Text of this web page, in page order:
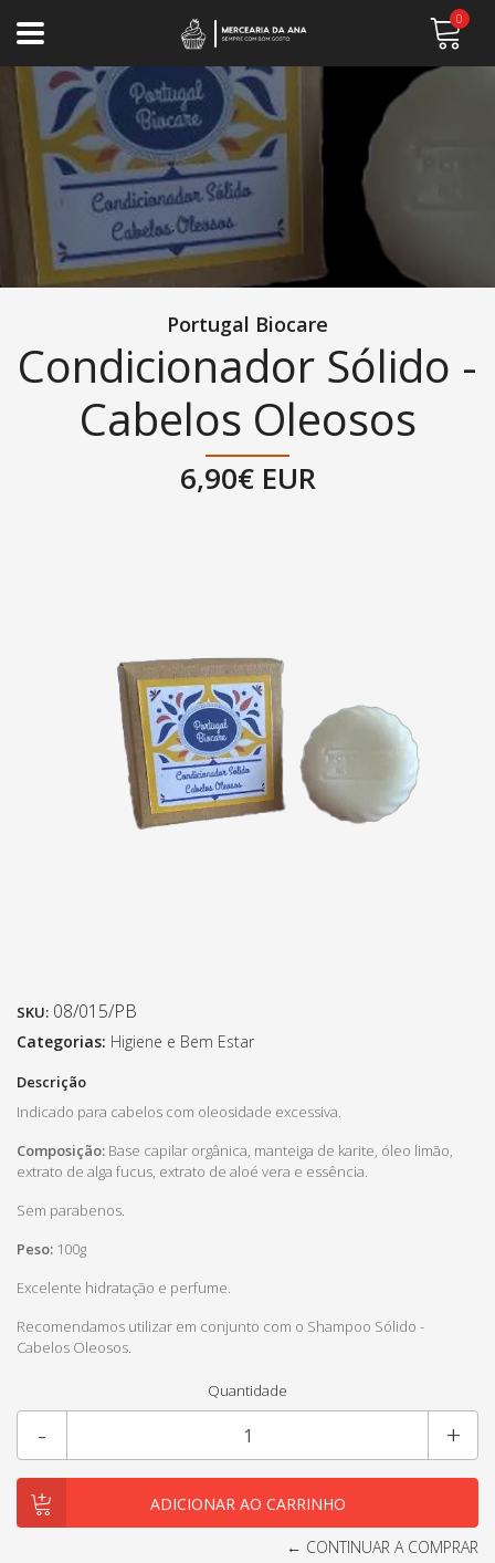
0
Portugal Biocare
Condicionador Sólido -
Cabelos Oleosos
6,90€ EUR
SKU: 08/015/PB
Categorias: Higiene e Bem Estar
Descrição
Indicado para cabelos com oleosidade excessiva.
Composição: Base capilar orgânica, manteiga de karite, óleo limão,
extrato de alga fucus, extrato de aloé vera e essência.
Sem parabenos.
Peso: 100g
Excelente hidratação e perfume.
Recomendamos utilizar em conjunto com o Shampoo Sólido -
Cabelos Oleosos.
Quantidade
+
-
← CONTINUAR A COMPRAR